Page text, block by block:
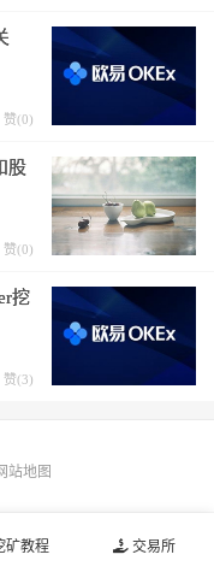
赞(0)
股
赞(0)
挖
赞(3)
矿教程 交易所
站地图